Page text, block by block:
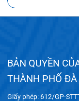
BẢN QUYỀN
THÀNH PHỐ ĐÀ
Giấy phép: 612/GP-